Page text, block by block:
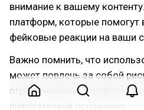
внимание к вашему
платформ, которые помогут
фейковые реакции на ваши
Важно помнить, что
может повлечь за собой
ограничениями платформ.
информацией осознанно.